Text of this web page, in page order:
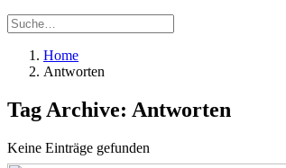
Home
Antworten
Tag Archive: Antworten
Keine Einträge gefunden